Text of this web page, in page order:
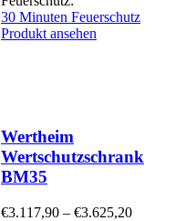
30 Minuten Feuerschutz
Produkt ansehen
Wertheim
Wertschutzschrank
BM35
€3.117,90 – €3.625,20